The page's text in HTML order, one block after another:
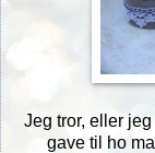
Jeg tror, eller
gave til ho